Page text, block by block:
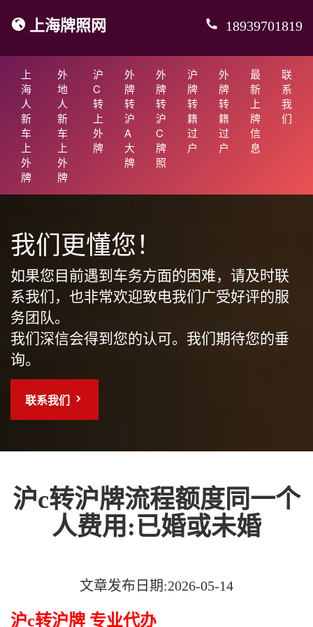
上海牌照网 18939701819
上
海
人
新
车
上
外
牌
外
地
人
新
车
上
外
牌
沪
C
转
上
外
牌
外
牌
转
沪
A
大
牌
外
牌
转
沪
C
牌
照
沪
牌
转
籍
过
户
外
牌
转
籍
过
户
最
新
上
牌
信
息
联
系
我
们
我们更懂您！
如果您目前遇到车务方面的困难，请及时联
系我们，也非常欢迎致电我们广受好评的服
务团队。
我们深信会得到您的认可。我们期待您的垂
询。
联系我们
沪c转沪牌流程额度同一个
人费用:已婚或未婚
文章发布日期:2026-05-14
沪c转沪牌 专业代办